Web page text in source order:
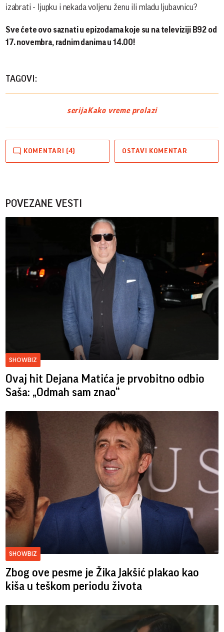
izabrati - ljupku i nekada voljenu ženu ili mladu ljubavnicu?
Sve ćete ovo saznati u epizodama koje su na televiziji B92 od
17. novembra, radnim danima u 14.00!
TAGOVI:
serijaKako vreme prolazi
KOMENTARI (4) OSTAVI KOMENTAR
POVEZANE VESTI
SHOWBIZ
Ovaj hit Dejana Matića je prvobitno odbio
Saša: „Odmah sam znao“
SHOWBIZ
Zbog ove pesme je Žika Jakšić plakao kao
kiša u teškom periodu života